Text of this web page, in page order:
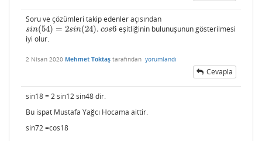
Soru ve çözümleri takip edenler açısından
sin(54) = 2sin(24). cos6
sin(54)=2 sin(24).cos6
eşitliğinin bulunuşunun gösterilmesi
iyi olur.
2 Nisan 2020 Mehmet Toktaş tarafından yorumlandı
Cevapla
sin18 = 2 sin12 sin48 dir.
Bu ispat Mustafa Yağcı Hocama aittir.
sin72 =cos18